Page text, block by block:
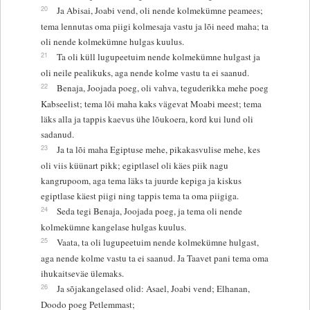
20
Ja Abisai, Joabi vend, oli nende kolmekümne peamees;
tema lennutas oma piigi kolmesaja vastu ja lõi need maha; ta
oli nende kolmekümne hulgas kuulus.
21
Ta oli küll lugupeetuim nende kolmekümne hulgast ja
oli neile pealikuks, aga nende kolme vastu ta ei saanud.
22
Benaja, Joojada poeg, oli vahva, teguderikka mehe poeg
Kabseelist; tema lõi maha kaks vägevat Moabi meest; tema
läks alla ja tappis kaevus ühe lõukoera, kord kui lund oli
sadanud.
23
Ja ta lõi maha Egiptuse mehe, pikakasvulise mehe, kes
oli viis küünart pikk; egiptlasel oli käes piik nagu
kangrupoom, aga tema läks ta juurde kepiga ja kiskus
egiptlase käest piigi ning tappis tema ta oma piigiga.
24
Seda tegi Benaja, Joojada poeg, ja tema oli nende
kolmekümne kangelase hulgas kuulus.
25
Vaata, ta oli lugupeetuim nende kolmekümne hulgast,
aga nende kolme vastu ta ei saanud. Ja Taavet pani tema oma
ihukaitseväe ülemaks.
26
Ja sõjakangelased olid: Asael, Joabi vend; Elhanan,
Doodo poeg Petlemmast;